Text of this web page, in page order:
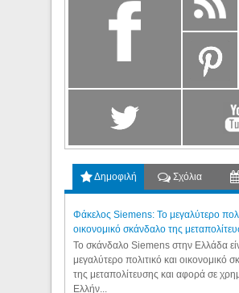
Δημοφιλή Σχόλια
Φάκελος Siemens: Το μεγαλύτερο
οικονομικό σκάνδαλο της
Το σκάνδαλο Siemens στην Ελλάδα
μεγαλύτερο πολιτικό και οικονομικό
της μεταπολίτευσης και αφορά σε
Ελλήν...